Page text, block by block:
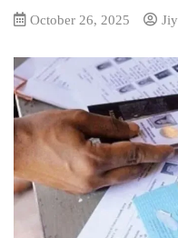
October 26, 2025